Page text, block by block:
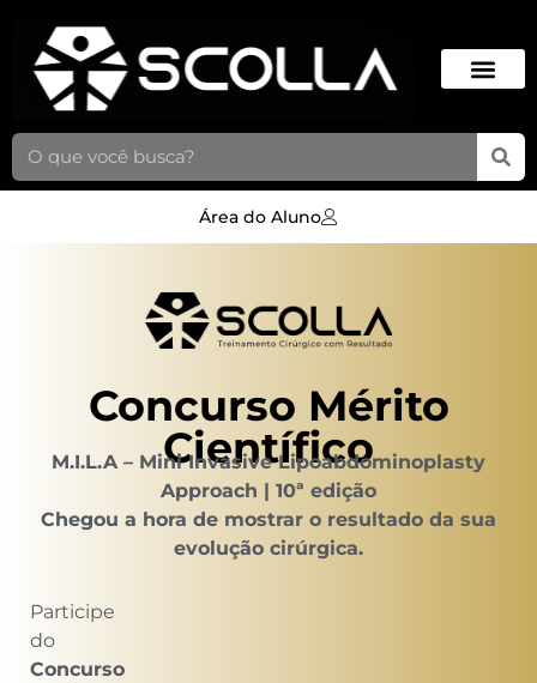
Área do Aluno
Concurso Mérito
Científico
M.I.L.A – Mini Invasive Lipoabdominoplasty
Approach | 10ª edição
Chegou a hora de mostrar o resultado da sua
evolução cirúrgica.
Participe
do
Concurso